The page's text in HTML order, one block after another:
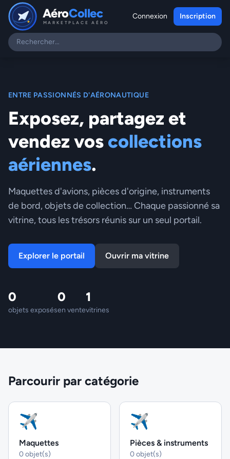
AéroCollec
MARKETPLACE AÉRO
Connexion Inscription
ENTRE PASSIONNÉS D'AÉRONAUTIQUE
Exposez, partagez et
vendez vos collections
aériennes.
Maquettes d'avions, pièces d'origine, instruments
de bord, objets de collection… Chaque passionné sa
vitrine, tous les trésors réunis sur un seul portail.
Explorer le portail Ouvrir ma vitrine
0
objets exposés
0
en vente
1
vitrines
Parcourir par catégorie
✈
Maquettes
0 objet(s)
✈
Pièces & instruments
0 objet(s)